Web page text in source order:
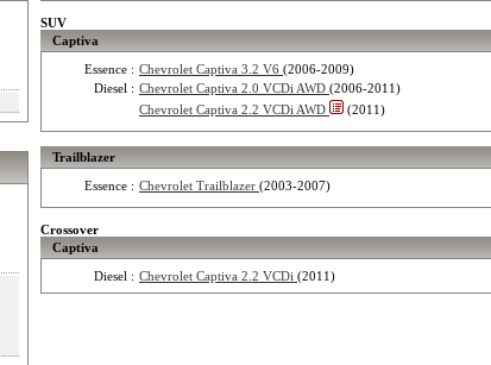
SUV
Captiva
Essence : Chevrolet Captiva 3.2 V6 (2006-2009)
Diesel : Chevrolet Captiva 2.0 VCDi AWD (2006-2011)
Chevrolet Captiva 2.2 VCDi AWD
(2011)
Trailblazer
Essence : Chevrolet Trailblazer (2003-2007)
Crossover
Captiva
Diesel : Chevrolet Captiva 2.2 VCDi (2011)